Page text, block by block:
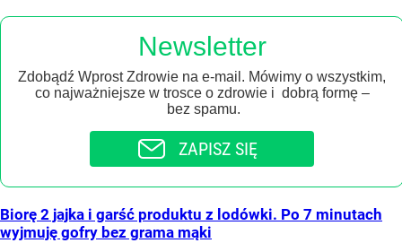
Newsletter
Zdobądź Wprost Zdrowie na e-mail. Mówimy o wszystkim,
co najważniejsze w trosce o zdrowie i dobrą formę –
bez spamu.
ZAPISZ SIĘ
Biorę 2 jajka i garść produktu z lodówki. Po 7 minutach
wyjmuję gofry bez grama mąki